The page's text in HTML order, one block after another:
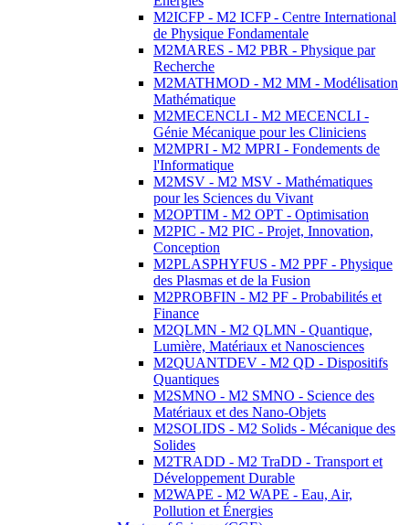
M2ICFP - M2 ICFP - Centre International
de Physique Fondamentale
M2MARES - M2 PBR - Physique par
Recherche
M2MATHMOD - M2 MM - Modélisation
Mathématique
M2MECENCLI - M2 MECENCLI -
Génie Mécanique pour les Cliniciens
M2MPRI - M2 MPRI - Fondements de
l'Informatique
M2MSV - M2 MSV - Mathématiques
pour les Sciences du Vivant
M2OPTIM - M2 OPT - Optimisation
M2PIC - M2 PIC - Projet, Innovation,
Conception
M2PLASPHYFUS - M2 PPF - Physique
des Plasmas et de la Fusion
M2PROBFIN - M2 PF - Probabilités et
Finance
M2QLMN - M2 QLMN - Quantique,
Lumière, Matériaux et Nanosciences
M2QUANTDEV - M2 QD - Dispositifs
Quantiques
M2SMNO - M2 SMNO - Science des
Matériaux et des Nano-Objets
M2SOLIDS - M2 Solids - Mécanique des
Solides
M2TRADD - M2 TraDD - Transport et
Développement Durable
M2WAPE - M2 WAPE - Eau, Air,
Pollution et Énergies